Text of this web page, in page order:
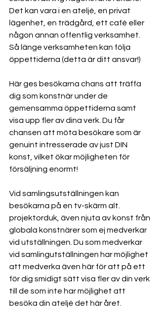
Det kan vara i en ateljé, en privat
lägenhet, en trädgård, ett café eller
någon annan offentlig verksamhet.
Så länge verksamheten kan följa
öppettiderna (detta är ditt ansvar!)
Här ges besökarna chans att träffa
dig som konstnär under de
gemensamma öppettiderna samt
visa upp fler av dina verk. Du får
chansen att möta besökare som är
genuint intresserade av just DIN
konst, vilket ökar möjligheten för
försäljning enormt!
Vid samlingsutställningen kan
besökarna på en tv-skärm alt.
projektorduk, även njuta av konst från
globala konstnärer som ej medverkar
vid utställningen. Du som medverkar
vid samlingutställningen har möjlighet
att medverka även här för att på ett
för dig smidigt sätt visa fler av din verk
till de som inte har möjlighet att
besöka din ateljé det här året.